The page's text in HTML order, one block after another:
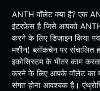
ANTH वॉलेट क्या है? एक
इंटरफ़ेस है जिसे आपको
करने के लिए डिज़ाइन किया
मशीन) ब्लॉकचेन पर संचालित
इकोसिस्टम के भीतर काम करता
करने के लिए आपके वॉलेट का
संगत होना आवश्यक है।